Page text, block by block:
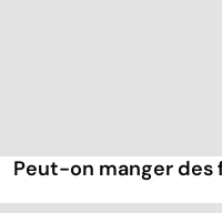
Peut-on manger des